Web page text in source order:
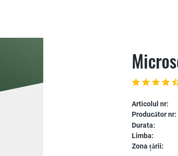
Articolul nr:
Producător nr:
Durata:
Limba:
Zona țării: